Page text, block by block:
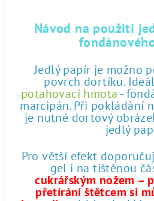
Návod na použití
Jedlý papír je možno
povrch dortíku.
potahovací hmota -
marcipán. Při pokládání
je nutné dortový
jedlý
Pro větší efekt
gel i na tištěnou
cukrářským nožem –
přetírání štětcem si